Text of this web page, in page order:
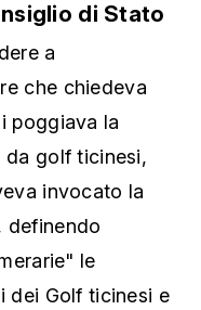
di Stato
a
che chiedeva
poggiava la
da golf ticinesi,
invocato la
definendo
le
dei Golf ticinesi e